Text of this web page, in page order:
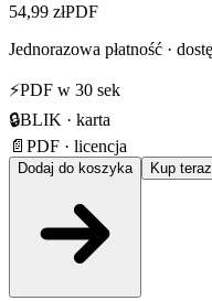
54,99 złPDF
Jednorazowa płatność ·
⚡PDF w 30 sek
🔒BLIK · karta
📄 PDF · licencja
Dodaj do koszyka Kup teraz